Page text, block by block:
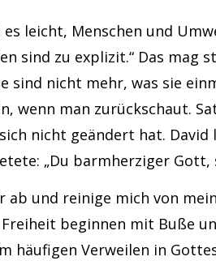
leicht, Menschen und
sind zu explizit.“ Das
sind nicht mehr, was sie
wenn man zurückschaut.
nicht geändert hat.
„Du barmherziger
ab und reinige mich von
beginnen mit Buße
häufigen Verweilen in